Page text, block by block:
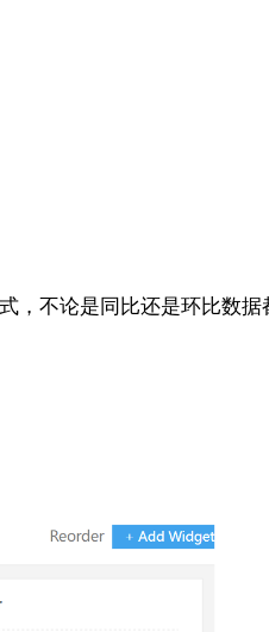
不论是同比还是环比数